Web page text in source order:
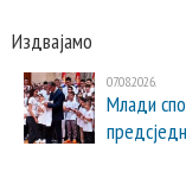
Издвајамо
07.08.2026.
Млади